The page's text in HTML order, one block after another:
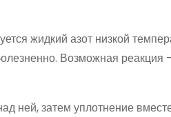
жидкий азот низкой
Возможная реакция
ней, затем уплотнение